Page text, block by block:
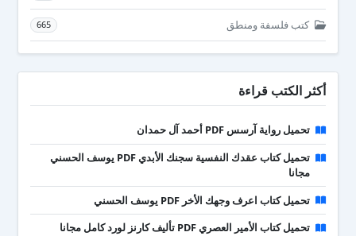
كتب فلسفة ومنطق 665
أكثر الكتب قراءة
تحميل رواية آرسس PDF أحمد آل حمدان
تحميل كتاب عقدك النفسية سجنك الأبدي PDF يوسف الحسني
مجانا
تحميل كتاب اعرف وجهك الأخر PDF يوسف الحسني
تحميل كتاب الأمير العصري PDF تأليف كارنز لورد كامل مجانا